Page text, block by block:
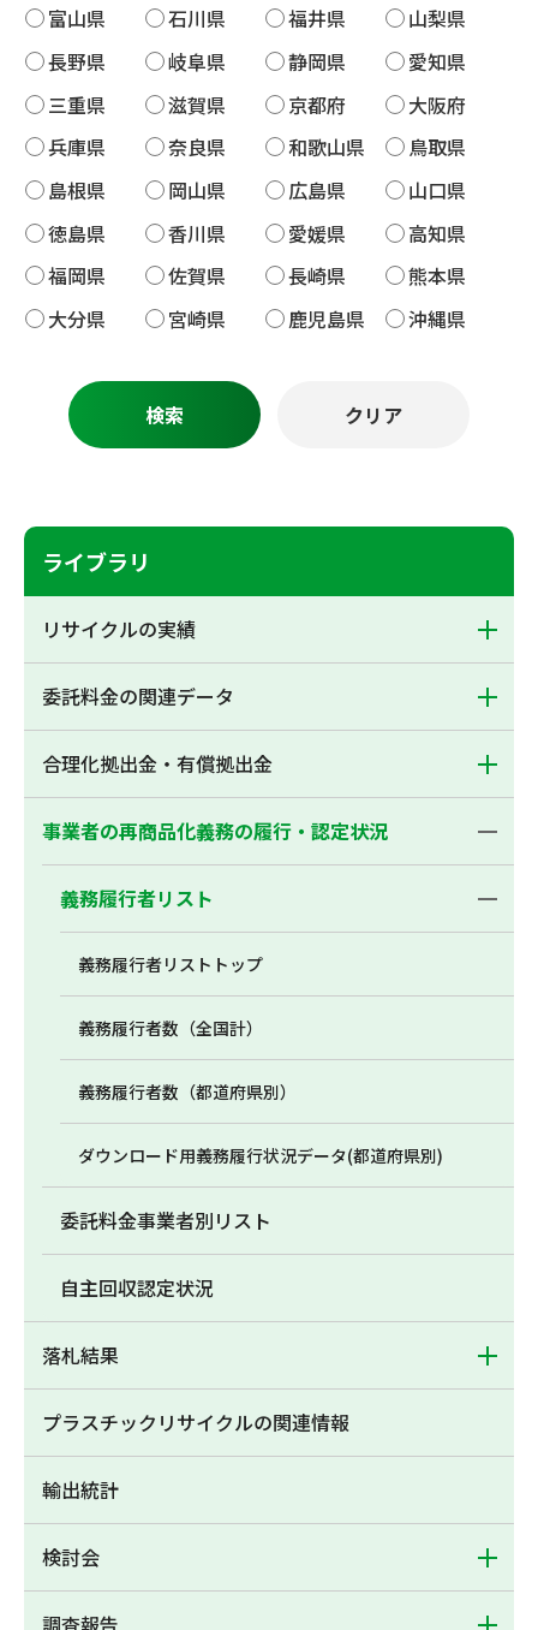
富山県
石川県 福井県
山梨県
長野県
岐阜県 静岡県
愛知県
三重県
滋賀県 京都府
大阪府
兵庫県
奈良県 和歌山県
鳥取県
島根県
岡山県 広島県
山口県
徳島県
香川県 愛媛県
高知県
福岡県
佐賀県 長崎県
熊本県
大分県
宮崎県 鹿児島県 沖縄県
ライブラリ
リサイクルの実績
委託料金の関連データ
合理化拠出金・有償拠出金
事業者の再商品化義務の履行・認定状況
義務履行者リスト
義務履行者リストトップ
義務履行者数（全国計）
義務履行者数（都道府県別）
ダウンロード用義務履行状況データ(都道府県別)
委託料金事業者別リスト
自主回収認定状況
落札結果
プラスチックリサイクルの関連情報
輸出統計
検討会
調査報告